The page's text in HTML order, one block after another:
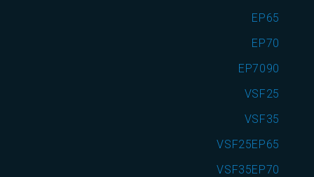
EP65
EP70
EP7090
VSF25
VSF35
VSF25EP65
VSF35EP70